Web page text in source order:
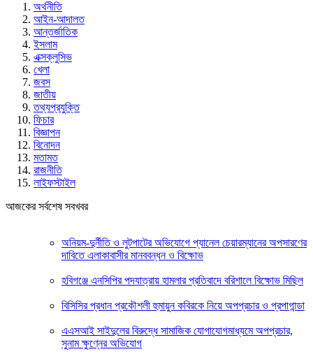
অর্থনীতি
আইন-আদালত
আন্তর্জাতিক
ইসলাম
এক্সক্লুসিভ
খেলা
জবস
জাতীয়
তথ্যপ্রযুক্তি
ফিচার
বিজ্ঞাপন
বিনোদন
মতামত
রাজনীতি
লাইফস্টাইল
আজকের সর্বশেষ সবখবর
অনিয়ম-দুর্নীতি ও লুটপাটের অভিযোগে প্যানেল চেয়ারম্যানের অপসারণের
দাবিতে এলাকাবাসীর মানববন্ধন ও বিক্ষোভ
হবিগঞ্জে এনসিপির পদযাত্রায় হামলার প্রতিবাদে বরিশালে বিক্ষোভ মিছিল
বিসিসির প্রধান প্রকৌশলী হুমায়ুন কবিরকে নিয়ে অপপ্রচার ও প্রপাগান্ডা
এএসআই সাইদুলের বিরুদ্ধে সামাজিক যোগাযোগমাধ্যমে অপপ্রচার,
সুনাম ক্ষুণ্নের অভিযোগ